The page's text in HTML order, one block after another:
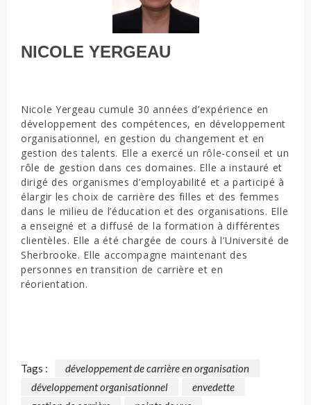
NICOLE YERGEAU
Nicole Yergeau cumule 30 années d’expérience en
développement des compétences, en développement
organisationnel, en gestion du changement et en
gestion des talents. Elle a exercé un rôle-conseil et un
rôle de gestion dans ces domaines. Elle a instauré et
dirigé des organismes d’employabilité et a participé à
élargir les choix de carrière des filles et des femmes
dans le milieu de l’éducation et des organisations. Elle
a enseigné et a diffusé de la formation à différentes
clientèles. Elle a été chargée de cours à l’Université de
Sherbrooke. Elle accompagne maintenant des
personnes en transition de carrière et en
réorientation.
Tags :
développement de carrière en organisation
développement organisationnel
envedette